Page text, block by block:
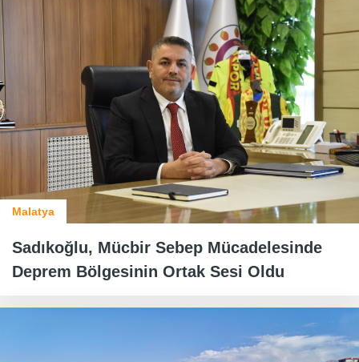
Malatya
Sadıkoğlu, Mücbir Sebep Mücadelesinde
Deprem Bölgesinin Ortak Sesi Oldu